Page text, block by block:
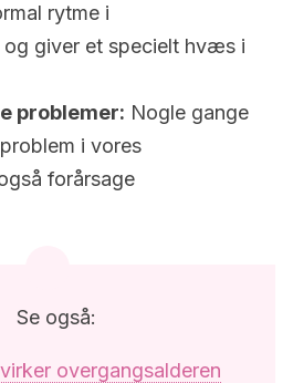
rytme i
giver et specielt hvæs i
problemer: Nogle gange
i vores
forårsage
Se også:
overgangsalderen